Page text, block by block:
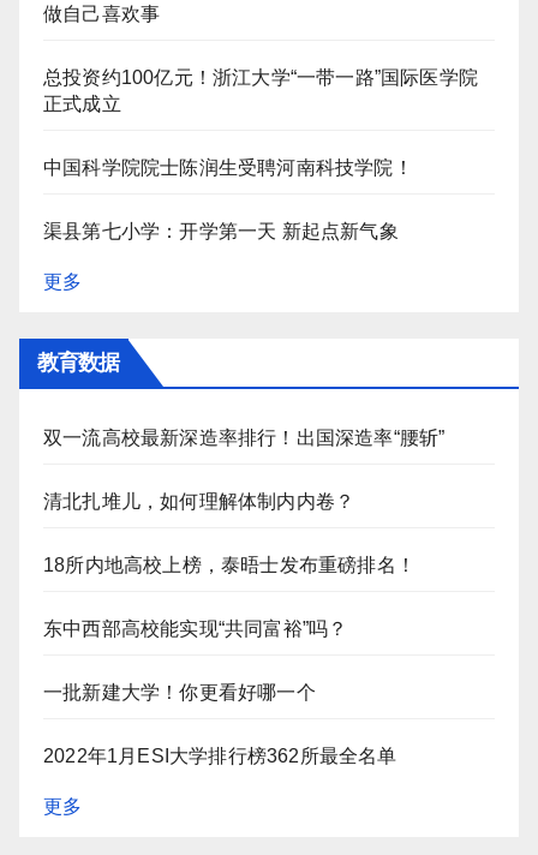
做自己喜欢事
总投资约100亿元！浙江大学“一带一路”国际医学院
正式成立
中国科学院院士陈润生受聘河南科技学院！
渠县第七小学：开学第一天 新起点新气象
更多
教育数据
双一流高校最新深造率排行！出国深造率“腰斩”
清北扎堆儿，如何理解体制内内卷？
18所内地高校上榜，泰晤士发布重磅排名！
东中西部高校能实现“共同富裕”吗？
一批新建大学！你更看好哪一个
2022年1月ESI大学排行榜362所最全名单
更多